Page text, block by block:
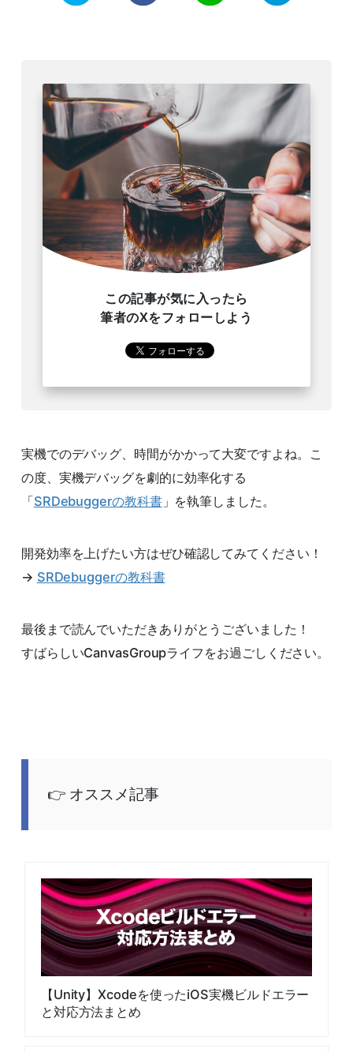
この記事が気に入ったら
筆者のXをフォローしよう
実機でのデバッグ、時間がかかって大変ですよね。こ
の度、実機デバッグを劇的に効率化する
「SRDebuggerの教科書」を執筆しました。
開発効率を上げたい方はぜひ確認してみてください！
→ SRDebuggerの教科書
最後まで読んでいただきありがとうございました！
すばらしいCanvasGroupライフをお過ごしください。
オススメ記事
【Unity】Xcodeを使ったiOS実機ビルドエラー
と対応方法まとめ